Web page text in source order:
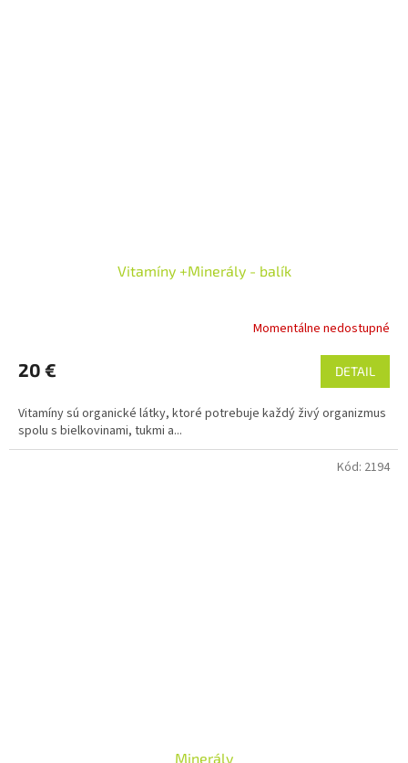
Vitamíny +Minerály - balík
Momentálne nedostupné
20 € DETAIL
Vitamíny sú organické látky, ktoré potrebuje každý živý organizmus
spolu s bielkovinami, tukmi a...
Minerály
Kód: 2194